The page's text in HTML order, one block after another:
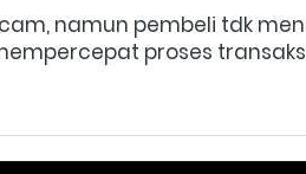
namun pembeli tdk
proses